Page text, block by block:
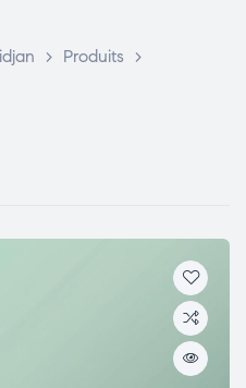
> Produits
>